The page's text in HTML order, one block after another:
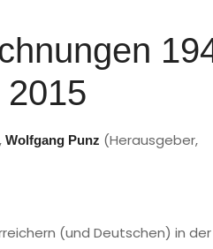
2015
Wolfgang Punz (Herausgeber,
(und Deutschen) in der